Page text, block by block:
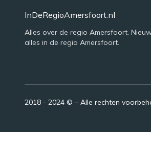
InDeRegioAmersfoort.nl
Alles over de regio Amersfoort.
alles in de regio Amersfoort.
2018 - 2024 © – Alle rechten